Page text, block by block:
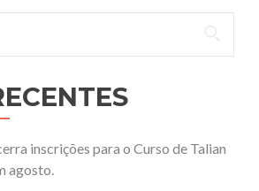
inscrições para o Curso de Talian
agosto.